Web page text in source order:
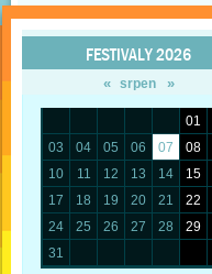
FESTIVALY 2026
« srpen »
01
03
04 05 06 07 08
10
11 12 13 14 15
17
18 19 20 21 22
24
25 26 27 28 29
31